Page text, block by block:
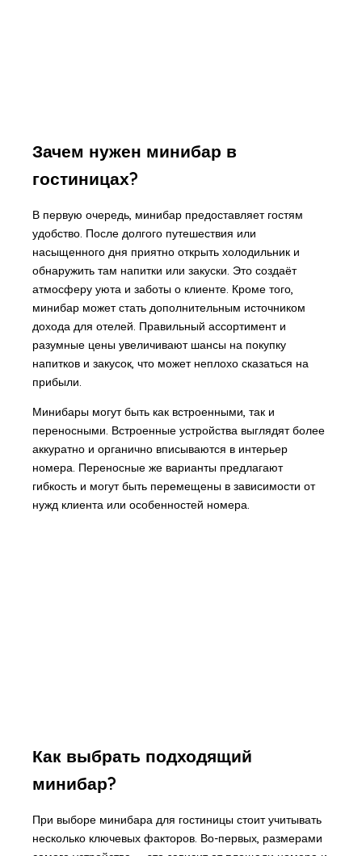
Зачем нужен минибар в
гостиницах?
В первую очередь, минибар предоставляет гостям
удобство. После долгого путешествия или
насыщенного дня приятно открыть холодильник и
обнаружить там напитки или закуски. Это создаёт
атмосферу уюта и заботы о клиенте. Кроме того,
минибар может стать дополнительным источником
дохода для отелей. Правильный ассортимент и
разумные цены увеличивают шансы на покупку
напитков и закусок, что может неплохо сказаться на
прибыли.
Минибары могут быть как встроенными, так и
переносными. Встроенные устройства выглядят более
аккуратно и органично вписываются в интерьер
номера. Переносные же варианты предлагают
гибкость и могут быть перемещены в зависимости от
нужд клиента или особенностей номера.
Как выбрать подходящий
минибар?
При выборе минибара для гостиницы стоит учитывать
несколько ключевых факторов. Во-первых, размерами